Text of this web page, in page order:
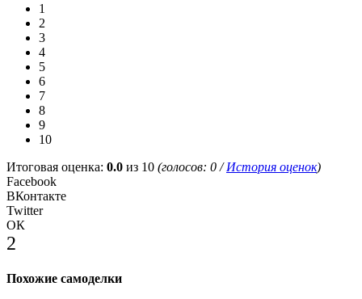
1
2
3
4
5
6
7
8
9
10
Итоговая оценка: 0.0 из 10 (голосов: 0 /История оценок)
Facebook
ВКонтакте
Twitter
ОК
2
Похожие самоделки